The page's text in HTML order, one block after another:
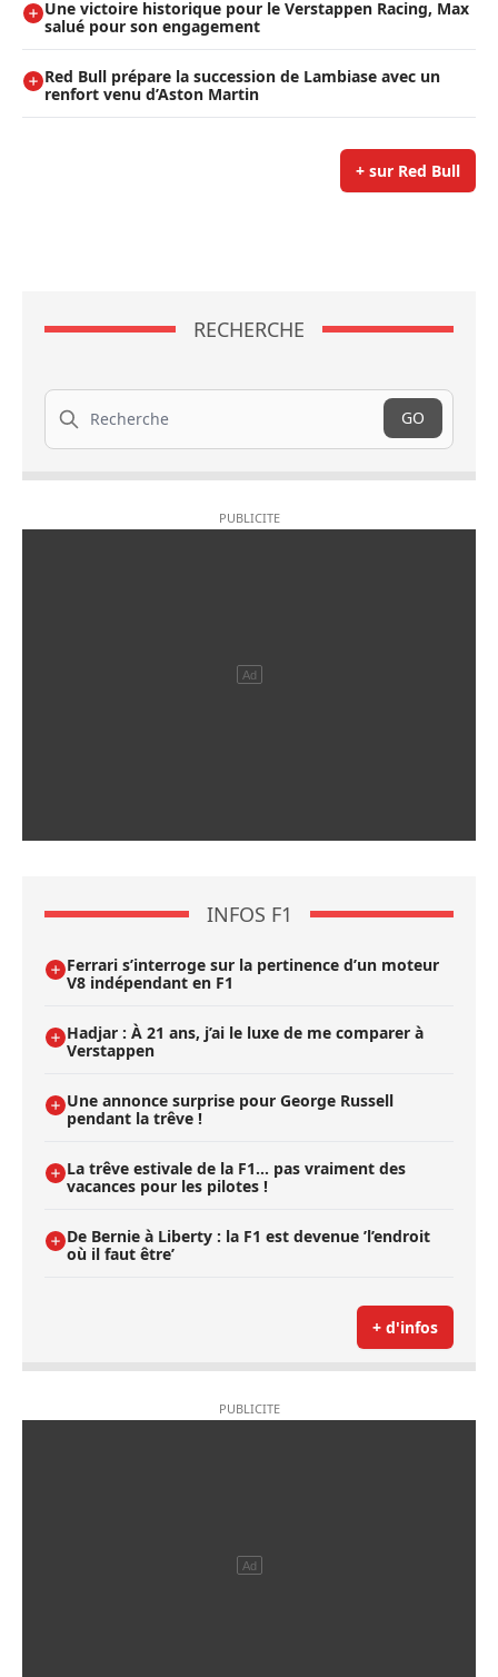
Une victoire historique pour le Verstappen Racing, Max
salué pour son engagement
Red Bull prépare la succession de Lambiase avec un
renfort venu d’Aston Martin
+ sur Red Bull
RECHERCHE
Recherche
GO
INFOS F1
Ferrari s’interroge sur la pertinence d’un moteur
V8 indépendant en F1
Hadjar : À 21 ans, j’ai le luxe de me comparer à
Verstappen
Une annonce surprise pour George Russell
pendant la trêve !
La trêve estivale de la F1... pas vraiment des
vacances pour les pilotes !
De Bernie à Liberty : la F1 est devenue ’l’endroit
où il faut être’
+ d'infos